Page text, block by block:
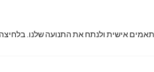
אישית ולנתח את התנועה שלנו.